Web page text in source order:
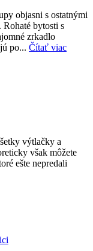
objasni s ostatnými
bytosti s
zrkadlo
po... Čítať viac
výtlačky a
však môžete
ešte nepredali